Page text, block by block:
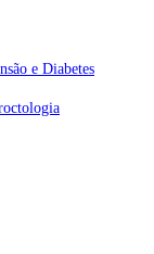
e Diabetes